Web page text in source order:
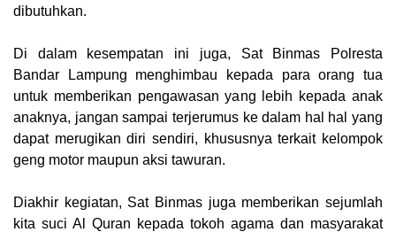
dibutuhkan.
Di dalam kesempatan ini juga, Sat Binmas Polresta
Bandar Lampung menghimbau kepada para orang tua
untuk memberikan pengawasan yang lebih kepada anak
anaknya, jangan sampai terjerumus ke dalam hal hal yang
dapat merugikan diri sendiri, khususnya terkait kelompok
geng motor maupun aksi tawuran.
Diakhir kegiatan, Sat Binmas juga memberikan sejumlah
kita suci Al Quran kepada tokoh agama dan masyarakat